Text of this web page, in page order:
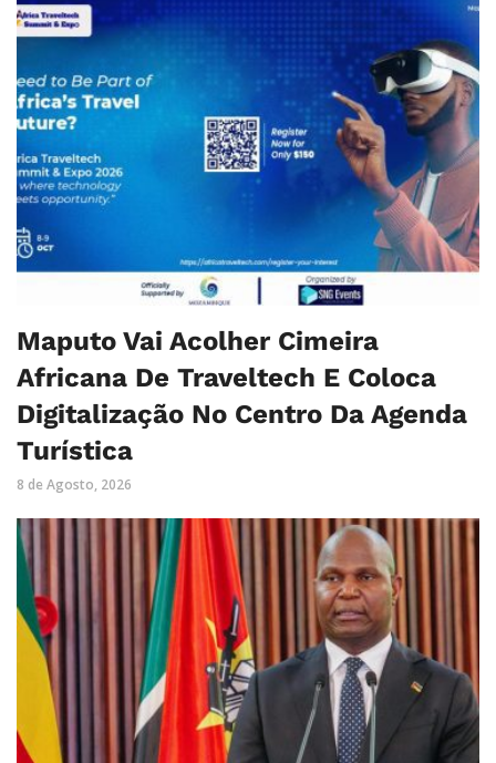
Maputo Vai Acolher Cimeira
Africana De Traveltech E Coloca
Digitalização No Centro Da Agenda
Turística
8 de Agosto, 2026